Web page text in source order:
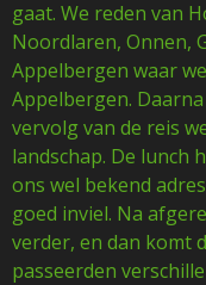
gaat. We reden van
Noordlaren, Onnen,
Appelbergen waar
Appelbergen.
vervolg van de reis
landschap. De lunch
ons wel bekend
goed inviel. Na
verder, en dan komt
passeerden